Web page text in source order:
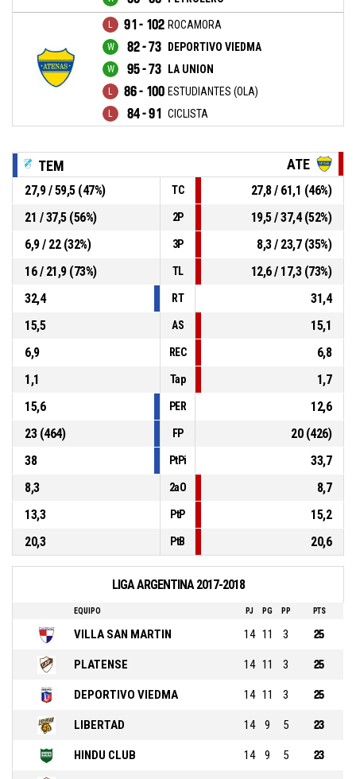
91 - 102 ROCAMORA
82 - 73 DEPORTIVO VIEDMA
95 - 73 LA UNION
86 - 100 ESTUDIANTES (OLA)
84 - 91 CICLISTA
TEM ATE
27,9 / 59,5 (47%) TC
27,8 / 61,1 (46%)
21 / 37,5 (56%)
2P
19,5 / 37,4 (52%)
6,9 / 22 (32%)
3P
8,3 / 23,7 (35%)
16 / 21,9 (73%)
TL
12,6 / 17,3 (73%)
32,4
RT
31,4
15,5
AS
15,1
6,9
REC
6,8
1,1
Tap
1,7
15,6
PER
12,6
23 (464)
FP
20 (426)
38
PtPi
33,7
8,3
2aO
8,7
13,3
PtP
15,2
20,3
PtB 20,6
LIGA ARGENTINA 2017-2018
EQUIPO PJ PG PP PTS
VILLA SAN MARTIN 14 11 3 25
PLATENSE 14 11 3 25
DEPORTIVO VIEDMA 14 11 3 25
LIBERTAD 14 9 5 23
HINDU CLUB 14 9 5 23